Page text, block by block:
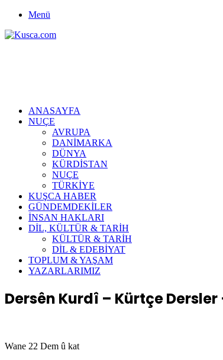
Menü
ANASAYFA
NUÇE
AVRUPA
DANİMARKA
DÜNYA
KÜRDİSTAN
NUÇE
TÜRKİYE
KUŞCA HABER
GÜNDEMDEKİLER
İNSAN HAKLARI
DİL, KÜLTÜR & TARİH
KÜLTÜR & TARİH
DİL & EDEBİYAT
TOPLUM & YAŞAM
YAZARLARIMIZ
Dersên Kurdî – Kürtçe Dersler
Wane 22 Dem û kat